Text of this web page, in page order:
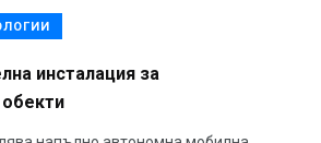
инсталация за